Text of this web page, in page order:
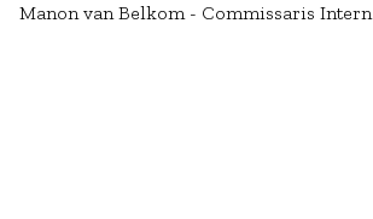
Manon van Belkom - Commissaris Intern